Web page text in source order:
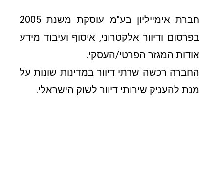
חברת אימייליון בע"מ עוסקת משנת 2005
בפרסום ודיוור אלקטרוני, איסוף ועיבוד מידע
אודות המגזר הפרטי/העסקי.
החברה רכשה שרתי דיוור במדינות שונות על
מנת להעניק שירותי דיוור לשוק הישראלי.